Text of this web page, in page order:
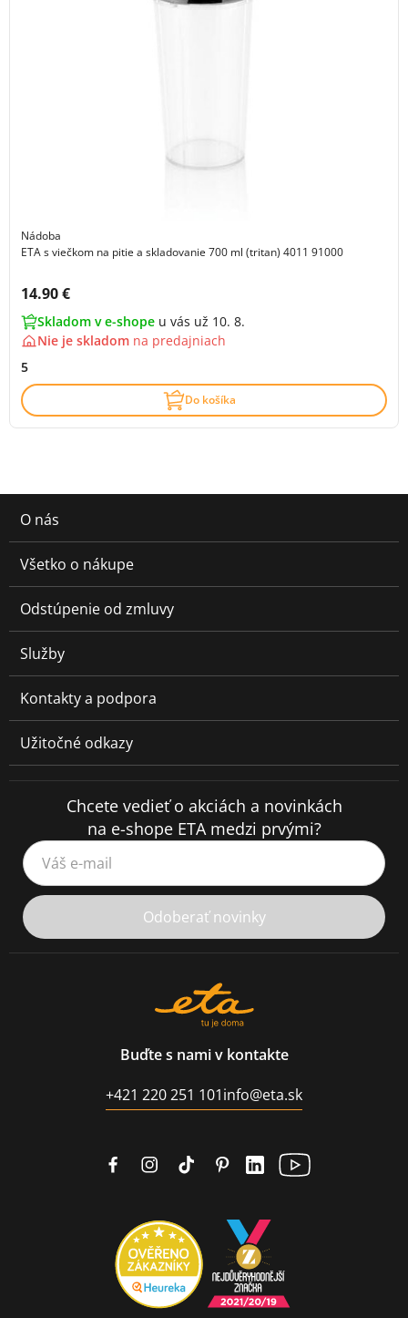
Nádoba
ETA s viečkom na pitie a skladovanie 700 ml (tritan) 4011 91000
Cena s DPH:
14.90 €
Skladom v e-shope u vás už 10. 8.
Nie je skladom na predajniach
5
Do košíka
O nás
Všetko o nákupe
Odstúpenie od zmluvy
Služby
Kontakty a podpora
Užitočné odkazy
Chcete vedieť o akciách a novinkách
na e-shope ETA medzi prvými?
Váš e-mail
Odoberať novinky
Buďte s nami v kontakte
+421 220 251 101info@eta.sk